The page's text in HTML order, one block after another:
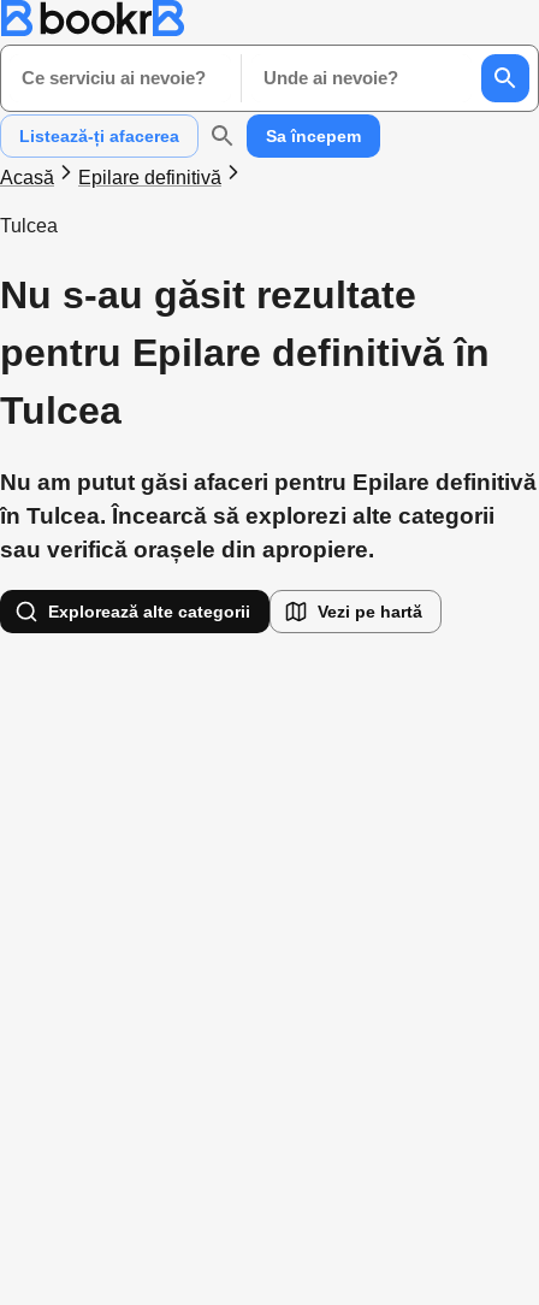
Ce serviciu ai nevoie? Unde ai nevoie?
Listează-ți afacerea Sa începem
Acasă Epilare definitivă
Tulcea
Nu s-au găsit rezultate
pentru Epilare definitivă în
Tulcea
Nu am putut găsi afaceri pentru Epilare definitivă
în Tulcea. Încearcă să explorezi alte categorii
sau verifică orașele din apropiere.
Explorează alte categorii Vezi pe hartă